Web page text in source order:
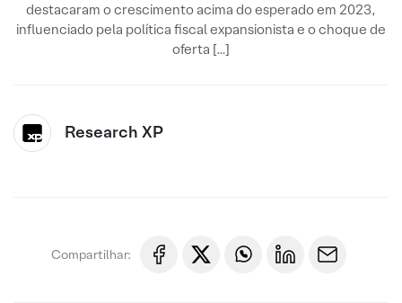
destacaram o crescimento acima do esperado em 2023,
influenciado pela política fiscal expansionista e o choque de
oferta […]
Research XP
Compartilhar: